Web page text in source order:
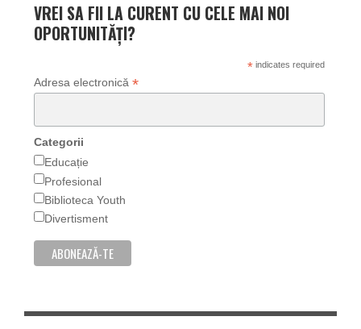
VREI SA FII LA CURENT CU CELE MAI NOI
OPORTUNITĂȚI?
*indicates required
Adresa electronică *
Categorii
Educație
Profesional
Biblioteca Youth
Divertisment